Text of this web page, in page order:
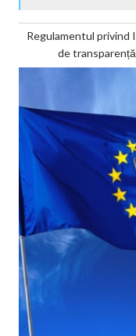
Regulamentul privind
de